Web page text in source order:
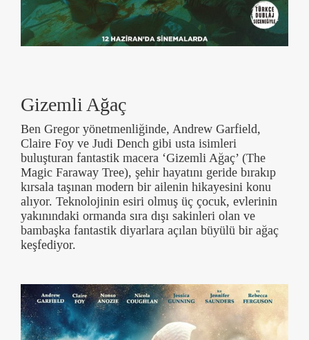
Gizemli Ağaç
Ben Gregor yönetmenliğinde, Andrew Garfield,
Claire Foy ve Judi Dench gibi usta isimleri
buluşturan fantastik macera ‘Gizemli Ağaç’ (The
Magic Faraway Tree), şehir hayatını geride bırakıp
kırsala taşınan modern bir ailenin hikayesini konu
alıyor. Teknolojinin esiri olmuş üç çocuk, evlerinin
yakınındaki ormanda sıra dışı sakinleri olan ve
bambaşka fantastik diyarlara açılan büyülü bir ağaç
keşfediyor.